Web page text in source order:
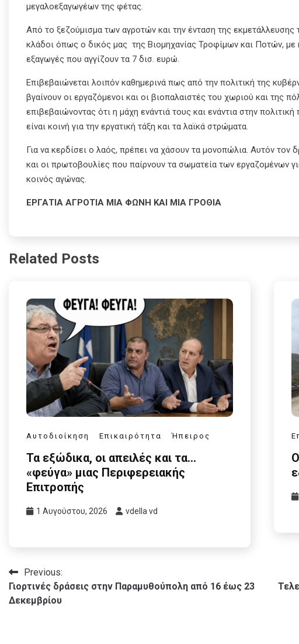
μεγαλοεξαγωγέων της φέτας.
Από το ξεζούμισμα των αγροτών και την ένταση της
κλάδοι όπως ο δικός μας της Βιομηχανίας Τροφίμων και Ποτών,
εξαγωγές που αγγίζουν τα 7 δισ. ευρώ.
Επιβεβαιώνεται λοιπόν καθημερινά πως από την πολιτική της
βγαίνουν οι εργαζόμενοι και οι βιοπαλαιστές του χωριού και της
επιβεβαιώνοντας ότι η μάχη ενάντιά τους και ενάντια στην
είναι κοινή για την εργατική τάξη και τα λαϊκά στρώματα.
Για να κερδίσει ο λαός, πρέπει να χάσουν τα μονοπώλια. Αυτόν
και οι πρωτοβουλίες που παίρνουν τα σωματεία των εργαζομένων
κοινός αγώνας.
ΕΡΓΑΤΙΑ ΑΓΡΟΤΙΑ ΜΙΑ ΦΩΝΗ ΚΑΙ ΜΙΑ ΓΡΟΘΙΑ
Related Posts
Αυτοδιοίκηση Επικαιρότητα Ήπειρος
Τα εξώδικα, οι απειλές και τα…
«φεύγα» μιας Περιφερειακής
Επιτροπής
1 Αυγούστου, 2026 vdella vd
Πλοήγηση
άρθρων
Previous:
Γιορτινές δράσεις στην Παραμυθούπολη από 16 έως 23
Δεκεμβρίου